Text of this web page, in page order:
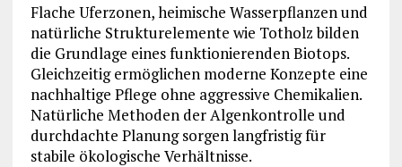
Flache Uferzonen, heimische Wasserpflanzen und
natürliche Strukturelemente wie Totholz bilden
die Grundlage eines funktionierenden Biotops.
Gleichzeitig ermöglichen moderne Konzepte eine
nachhaltige Pflege ohne aggressive Chemikalien.
Natürliche Methoden der Algenkontrolle und
durchdachte Planung sorgen langfristig für
stabile ökologische Verhältnisse.